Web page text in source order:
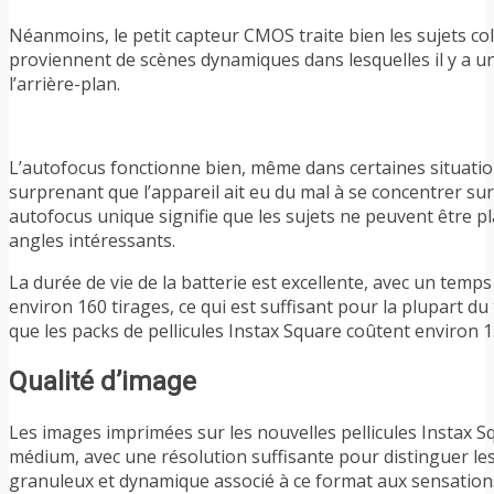
Néanmoins, le petit capteur CMOS traite bien les sujets
proviennent de scènes dynamiques dans lesquelles il y a
l’arrière-plan.
L’autofocus fonctionne bien, même dans certaines
surprenant que l’appareil ait eu du mal à se concentrer
autofocus unique signifie que les sujets ne peuvent être
angles intéressants.
La durée de vie de la batterie est excellente, avec un
environ 160 tirages, ce qui est suffisant pour la plupart
que les packs de pellicules Instax Square coûtent environ
Qualité d’image
Les images imprimées sur les nouvelles pellicules Instax
médium, avec une résolution suffisante pour distinguer
granuleux et dynamique associé à ce format aux